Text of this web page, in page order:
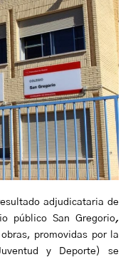
adjudicataria de
público San Gregorio,
promovidas por la
y Deporte) se